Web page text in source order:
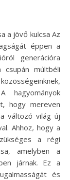
éppen a
generációra
múltbéli
hagyományok
hogy mereven
változó világ új
Ahhoz, hogy a
a régi
amelyben a
járnak. Ez a
és